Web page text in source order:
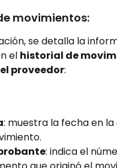
movimientos:
se detalla la
el historial de
proveedor:
: muestra la fecha en
: indica el